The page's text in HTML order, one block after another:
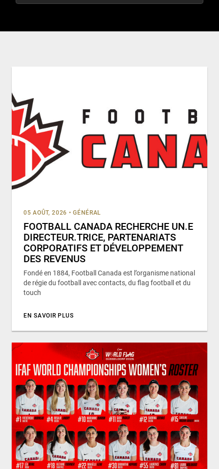
05 AOÛT, 2026 • GÉNÉRAL
FOOTBALL CANADA RECHERCHE UN.E
DIRECTEUR.TRICE, PARTENARIATS
CORPORATIFS ET DÉVELOPPEMENT
DES REVENUS
Fondé en 1884, Football Canada est l’organisme national
de régie du football avec contacts, du flag football et du
touch
EN SAVOIR PLUS